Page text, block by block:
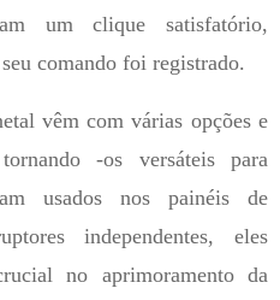
um clique satisfatório,
comando foi registrado.
vêm com várias opções e
-os versáteis para
usados ​​nos painéis de
independentes, eles
no aprimoramento da